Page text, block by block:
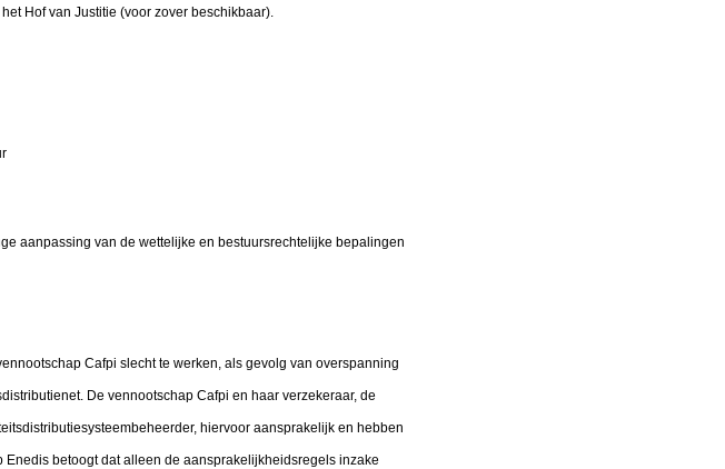
Hof van Justitie (voor zover beschikbaar).
aanpassing van de wettelijke en bestuursrechtelijke bepalingen
Cafpi slecht te werken, als gevolg van overspanning
De vennootschap Cafpi en haar verzekeraar, de
hiervoor aansprakelijk en hebben
betoogt dat alleen de aansprakelijkheidsregels inzake